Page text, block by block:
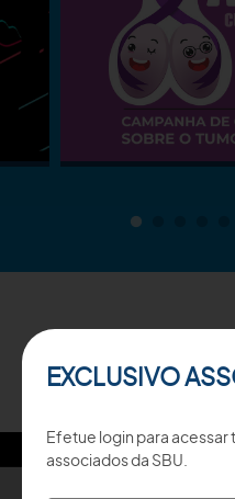
EXCLUSIVO
Efetue login para
associados da SBU.